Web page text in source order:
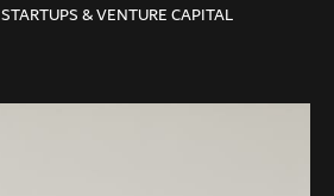
STARTUPS & VENTURE CAPITAL